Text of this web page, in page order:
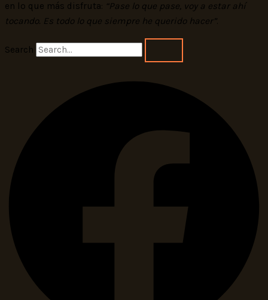
en lo que más disfruta: “Pase lo que pase, voy a estar ahí
tocando. Es todo lo que siempre he querido hacer”.
Search